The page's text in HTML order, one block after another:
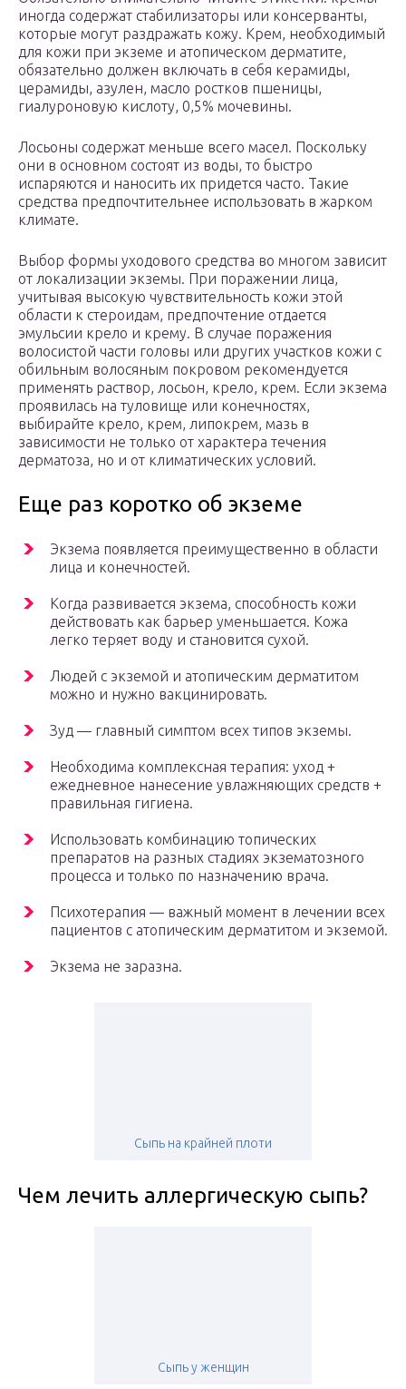
иногда содержат стабилизаторы или консерванты,
которые могут раздражать кожу. Крем, необходимый
для кожи при экземе и атопическом дерматите,
обязательно должен включать в себя керамиды,
церамиды, азулен, масло ростков пшеницы,
гиалуроновую кислоту, 0,5% мочевины.
Лосьоны содержат меньше всего масел. Поскольку
они в основном состоят из воды, то быстро
испаряются и наносить их придется часто. Такие
средства предпочтительнее использовать в жарком
климате.
Выбор формы уходового средства во многом зависит
от локализации экземы. При поражении лица,
учитывая высокую чувствительность кожи этой
области к стероидам, предпочтение отдается
эмульсии крело и крему. В случае поражения
волосистой части головы или других участков кожи с
обильным волосяным покровом рекомендуется
применять раствор, лосьон, крело, крем. Если экзема
проявилась на туловище или конечностях,
выбирайте крело, крем, липокрем, мазь в
зависимости не только от характера течения
дерматоза, но и от климатических условий.
Еще раз коротко об экземе
Экзема появляется преимущественно в области
лица и конечностей.
Когда развивается экзема, способность кожи
действовать как барьер уменьшается. Кожа
легко теряет воду и становится сухой.
Людей с экземой и атопическим дерматитом
можно и нужно вакцинировать.
Зуд — главный симптом всех типов экземы.
Необходима комплексная терапия: уход +
ежедневное нанесение увлажняющих средств +
правильная гигиена.
Использовать комбинацию топических
препаратов на разных стадиях экзематозного
процесса и только по назначению врача.
Психотерапия — важный момент в лечении всех
пациентов с атопическим дерматитом и экземой.
Экзема не заразна.
Сыпь на крайней плоти
Чем лечить аллергическую сыпь?
Сыпь у женщин